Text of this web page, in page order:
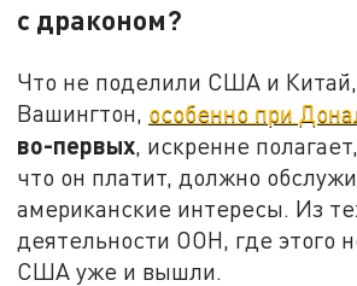
с драконом?
Что не поделили США и Китай,
Вашингтон, особенно при
во-первых , искренне
что он платит, должно
американские интересы. Из
деятельности ООН, где этого
США уже и вышли.